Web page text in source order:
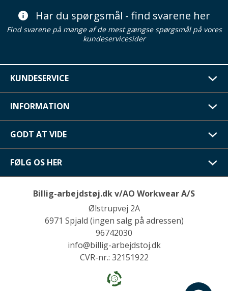
Har du spørgsmål - find svarene her
Find svarene på mange af de mest gængse spørgsmål på vores
kundeservicesider
KUNDESERVICE
INFORMATION
GODT AT VIDE
FØLG OS HER
Billig-arbejdstøj.dk v/AO Workwear A/S
Ølstrupvej 2A
6971 Spjald (ingen salg på adressen)
96742030
info@billig-arbejdstoj.dk
CVR-nr.: 32151922